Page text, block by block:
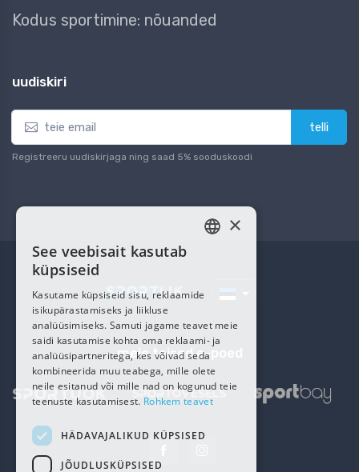
Kodus sportimine: nõuanded
uudiskiri
telli
Registreeru uudiskirjaga ning saad 5% sooduskoodi
meie teised e-poed
×
See veebisait kasutab
küpsiseid
Kasutame küpsiseid sisu, reklaamide
isikupärastamiseks ja liikluse
analüüsimiseks. Samuti jagame teavet meie
saidi kasutamise kohta oma reklaami- ja
analüüsipartneritega, kes võivad seda
kombineerida muu teabega, mille olete
neile esitanud või mille nad on kogunud teie
teenuste kasutamisest. Rohkem teavet
HÄDAVAJALIKUD KÜPSISED
JÕUDLUSKÜPSISED